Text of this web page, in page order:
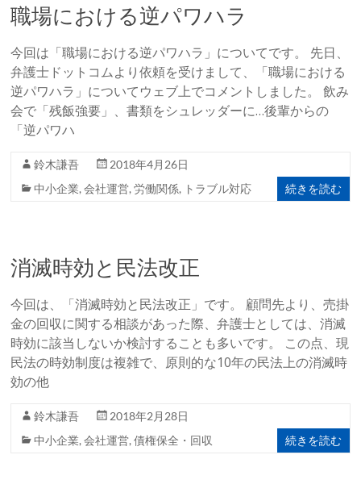
職場における逆パワハラ
今回は「職場における逆パワハラ」についてです。 先日、
弁護士ドットコムより依頼を受けまして、「職場における
逆パワハラ」についてウェブ上でコメントしました。 飲み
会で「残飯強要」、書類をシュレッダーに…後輩からの
「逆パワハ
鈴木謙吾
2018年4月26日
中小企業,会社運営,労働関係, トラブル対応 続きを読む
消滅時効と民法改正
今回は、「消滅時効と民法改正」です。 顧問先より、売掛
金の回収に関する相談があった際、弁護士としては、消滅
時効に該当しないか検討することも多いです。 この点、現
民法の時効制度は複雑で、原則的な10年の民法上の消滅時
効の他
鈴木謙吾
2018年2月28日
中小企業,会社運営,債権保全・回収 続きを読む